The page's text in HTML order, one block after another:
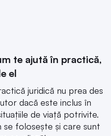
te ajută în practică,
el
juridică nu prea des
dacă este inclus în
de viață potrivite.
se folosește și care sunt